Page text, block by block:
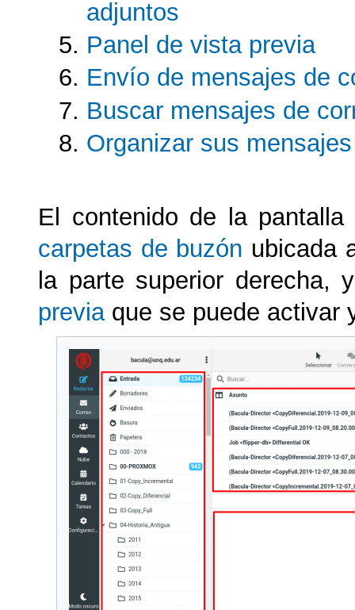
adjuntos
Panel de vista previa
Envío de mensajes de
Buscar mensajes de
Organizar sus
El contenido de la
carpetas de buzón ubicada
la parte superior
previaque se puede activar